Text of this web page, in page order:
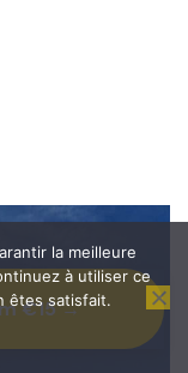
€15 →
la meilleure
à utiliser ce
êtes satisfait.